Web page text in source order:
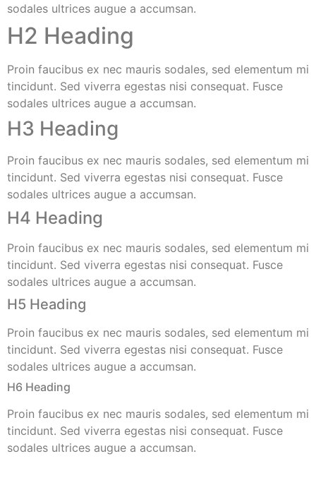
sodales ultrices augue a accumsan.
H2 Heading
Proin faucibus ex nec mauris sodales, sed elementum mi
tincidunt. Sed viverra egestas nisi consequat. Fusce
sodales ultrices augue a accumsan.
H3 Heading
Proin faucibus ex nec mauris sodales, sed elementum mi
tincidunt. Sed viverra egestas nisi consequat. Fusce
sodales ultrices augue a accumsan.
H4 Heading
Proin faucibus ex nec mauris sodales, sed elementum mi
tincidunt. Sed viverra egestas nisi consequat. Fusce
sodales ultrices augue a accumsan.
H5 Heading
Proin faucibus ex nec mauris sodales, sed elementum mi
tincidunt. Sed viverra egestas nisi consequat. Fusce
sodales ultrices augue a accumsan.
H6 Heading
Proin faucibus ex nec mauris sodales, sed elementum mi
tincidunt. Sed viverra egestas nisi consequat. Fusce
sodales ultrices augue a accumsan.